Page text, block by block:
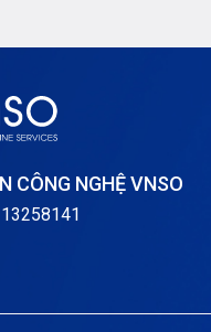
CÔNG NGHỆ VNSO